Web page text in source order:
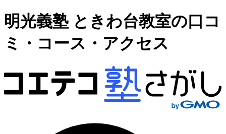
明光義塾 ときわ台教室の口コ
ミ・コース・アクセス